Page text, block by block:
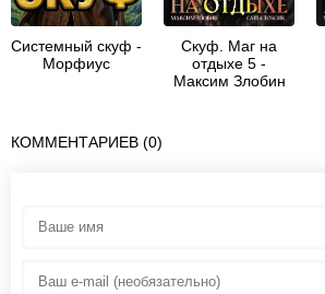
Системный скуф -
Морфиус
Скуф. Маг на
отдыхе 5 -
Максим Злобин
КОММЕНТАРИЕВ (0)